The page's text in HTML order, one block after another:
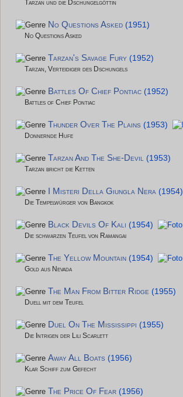
Tarzan und die Dschungelgöttin
No Questions Asked (1951)
No Questions Asked
Tarzan's Savage Fury (1952)
Tarzan, Verteidiger des Dschungels
Battles Of Chief Pontiac (1952)
Battles of Chief Pontiac
Thunder Over The Plains (1953)
Donnernde Hufe
Tarzan And The She-Devil (1953)
Tarzan bricht die Ketten
I Misteri Della Giungla Nera (1954)
Die Tempelwürger von Bangkok
Black Devils Of Kali (1954)
Die schwarzen Teufel von Ramangai
The Yellow Mountain (1954)
Gold aus Nevada
The Man From Bitter Ridge (1955)
Duell mit dem Teufel
Duel On The Mississippi (1955)
Die Intrigen der Lili Scarlett
Away All Boats (1956)
Klar Schiff zum Gefecht
The Price Of Fear (1956)